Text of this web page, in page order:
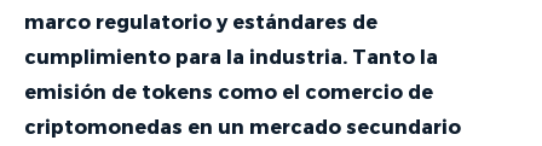
marco regulatorio y estándares de
cumplimiento para la industria. Tanto la
emisión de tokens como el comercio de
criptomonedas en un mercado secundario